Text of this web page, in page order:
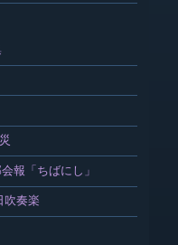
報「ちばにし」
吹奏楽